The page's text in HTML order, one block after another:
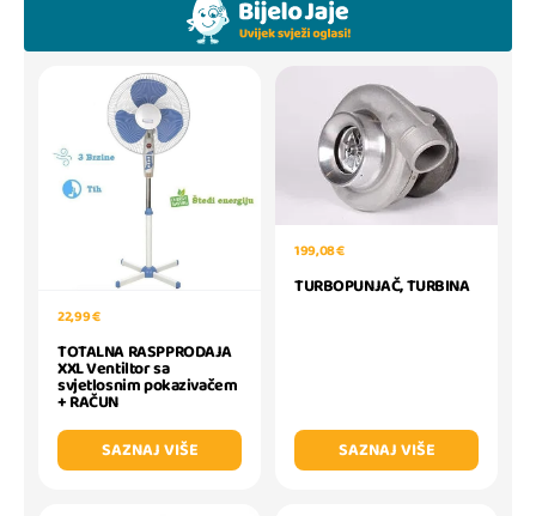
22,99 €
TOTALNA RASPPRODAJA
XXL Ventiltor sa
svjetlosnim pokazivačem
+ RAČUN
SAZNAJ VIŠE
199,08 €
TURBOPUNJAČ, TURBINA
SAZNAJ VIŠE